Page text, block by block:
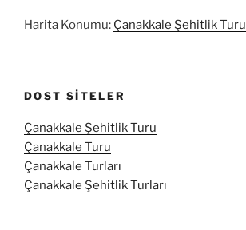
Harita Konumu: Çanakkale Şehitlik Turu
DOST SITELER
Çanakkale Şehitlik Turu
Çanakkale Turu
Çanakkale Turları
Çanakkale Şehitlik Turları